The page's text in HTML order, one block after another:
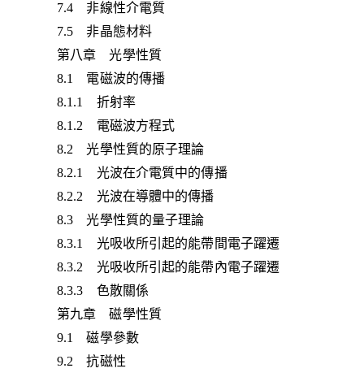
7.4 非線性介電質
7.5 非晶態材料
第八章 光學性質
8.1 電磁波的傳播
8.1.1 折射率
8.1.2 電磁波方程式
8.2 光學性質的原子理論
8.2.1 光波在介電質中的傳播
8.2.2 光波在導體中的傳播
8.3 光學性質的量子理論
8.3.1 光吸收所引起的能帶間電子躍遷
8.3.2 光吸收所引起的能帶內電子躍遷
8.3.3 色散關係
第九章 磁學性質
9.1 磁學參數
9.2 抗磁性